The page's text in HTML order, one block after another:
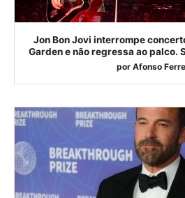
Jon Bon Jovi interrompe
Garden e não regressa ao palco.
por Afonso